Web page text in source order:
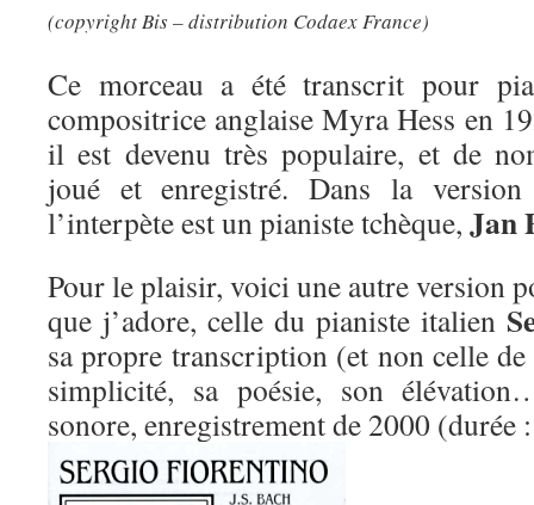
(copyright Bis – distribution Codaex France)
Ce morceau a été transcrit pour
compositrice anglaise Myra Hess en
il est devenu très populaire, et de
joué et enregistré. Dans la version
l’interpète est un pianiste tchèque, Jan
Pour le plaisir, voici une autre version
que j’adore, celle du pianiste italien
sa propre transcription (et non celle
simplicité, sa poésie, son
sonore, enregistrement de 2000 (durée